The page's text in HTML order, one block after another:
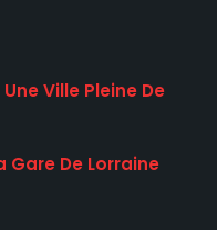
Ville Pleine De
Gare De Lorraine